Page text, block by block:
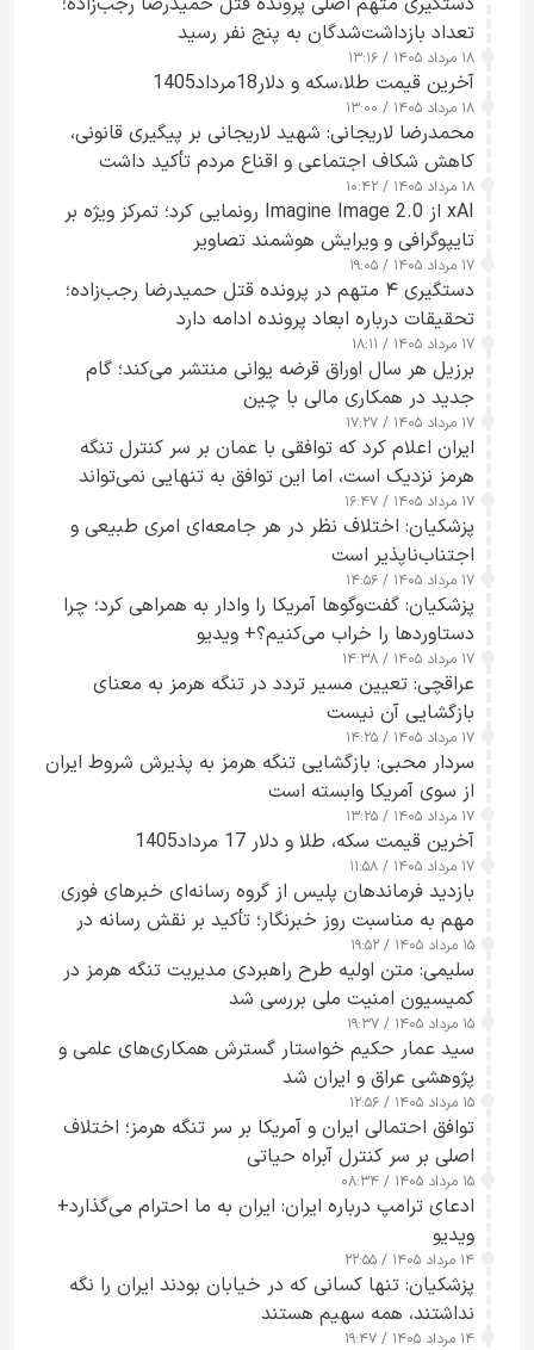
تعداد بازداشت‌شدگان به پنج نفر رسید
۱۸ مرداد ۱۴۰۵ / ۱۳:۱۶
آخرین قیمت طلا،سکه و دلار18مرداد1405
۱۸ مرداد ۱۴۰۵ / ۱۳:۰۰
محمدرضا لاریجانی: شهید لاریجانی بر پیگیری قانونی،
کاهش شکاف اجتماعی و اقناع مردم تأکید داشت
۱۸ مرداد ۱۴۰۵ / ۱۰:۴۲
xAI از Imagine Image 2.0 رونمایی کرد؛ تمرکز ویژه بر
تایپوگرافی و ویرایش هوشمند تصاویر
۱۷ مرداد ۱۴۰۵ / ۱۹:۰۵
دستگیری ۴ متهم در پرونده قتل حمیدرضا رجب‌زاده؛
تحقیقات درباره ابعاد پرونده ادامه دارد
۱۷ مرداد ۱۴۰۵ / ۱۸:۱۱
برزیل هر سال اوراق قرضه یوانی منتشر می‌کند؛ گام
جدید در همکاری مالی با چین
۱۷ مرداد ۱۴۰۵ / ۱۷:۲۷
ایران اعلام کرد که توافقی با عمان بر سر کنترل تنگه
هرمز نزدیک است، اما این توافق به تنهایی نمی‌تواند
آبراه را آزاد کند
۱۷ مرداد ۱۴۰۵ / ۱۶:۴۷
پزشکیان: اختلاف نظر در هر جامعه‌ای امری طبیعی و
اجتناب‌ناپذیر است
۱۷ مرداد ۱۴۰۵ / ۱۴:۵۶
پزشکیان: گفت‌وگوها آمریکا را وادار به همراهی کرد؛ چرا
دستاوردها را خراب می‌کنیم؟+ ویدیو
۱۷ مرداد ۱۴۰۵ / ۱۴:۳۸
عراقچی: تعیین مسیر تردد در تنگه هرمز به معنای
بازگشایی آن نیست
۱۷ مرداد ۱۴۰۵ / ۱۴:۲۵
سردار محبی: بازگشایی تنگه هرمز به پذیرش شروط ایران
از سوی آمریکا وابسته است
۱۷ مرداد ۱۴۰۵ / ۱۳:۲۵
آخرین قیمت سکه، طلا و دلار 17 مرداد1405
۱۷ مرداد ۱۴۰۵ / ۱۱:۵۸
بازدید فرماندهان پلیس از گروه رسانه‌ای خبرهای فوری
مهم به مناسبت روز خبرنگار؛ تأکید بر نقش رسانه در
تقویت امنیت و اعتماد عمومی
۱۵ مرداد ۱۴۰۵ / ۱۹:۵۲
سلیمی: متن اولیه طرح راهبردی مدیریت تنگه هرمز در
کمیسیون امنیت ملی بررسی شد
۱۵ مرداد ۱۴۰۵ / ۱۹:۳۷
سید عمار حکیم خواستار گسترش همکاری‌های علمی و
پژوهشی عراق و ایران شد
۱۵ مرداد ۱۴۰۵ / ۱۲:۵۶
توافق احتمالی ایران و آمریکا بر سر تنگه هرمز؛ اختلاف
اصلی بر سر کنترل آبراه حیاتی
۱۵ مرداد ۱۴۰۵ / ۰۸:۳۴
ادعای ترامپ درباره ایران: ایران به ما احترام می‌گذارد+
ویدیو
۱۴ مرداد ۱۴۰۵ / ۲۲:۵۵
پزشکیان: تنها کسانی که در خیابان بودند ایران را نگه
نداشتند، همه سهیم هستند
۱۴ مرداد ۱۴۰۵ / ۱۹:۴۷